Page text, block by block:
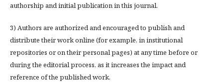
authorship and initial publication in this journal.
3) Authors are authorized and encouraged to publish and
distribute their work online (for example, in institutional
repositories or on their personal pages) at any time before or
during the editorial process, as it increases the impact and
reference of the published work.